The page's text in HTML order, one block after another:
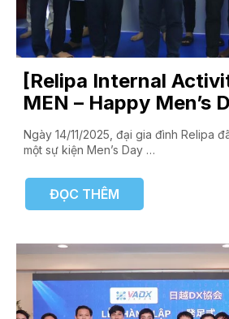
[Relipa Internal
MEN – Happy Men’s
Ngày 14/11/2025, đại gia đình Relipa
một sự kiện Men’s Day …
ĐỌC THÊM